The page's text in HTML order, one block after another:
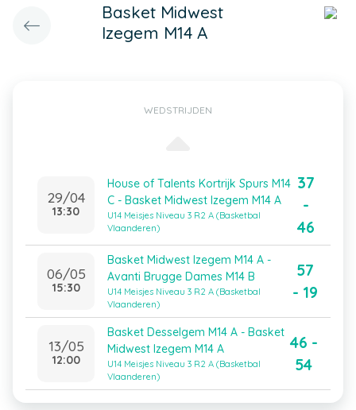
Basket Midwest
Izegem M14 A
WEDSTRIJDEN
29/04
13:30
House of Talents Kortrijk Spurs M14
C - Basket Midwest Izegem M14 A
U14 Meisjes Niveau 3 R2 A (Basketbal
Vlaanderen)
37
-
46
06/05
15:30
Basket Midwest Izegem M14 A -
Avanti Brugge Dames M14 B
U14 Meisjes Niveau 3 R2 A (Basketbal
Vlaanderen)
57
- 19
13/05
12:00
Basket Desselgem M14 A - Basket
Midwest Izegem M14 A
U14 Meisjes Niveau 3 R2 A (Basketbal
Vlaanderen)
46 -
54